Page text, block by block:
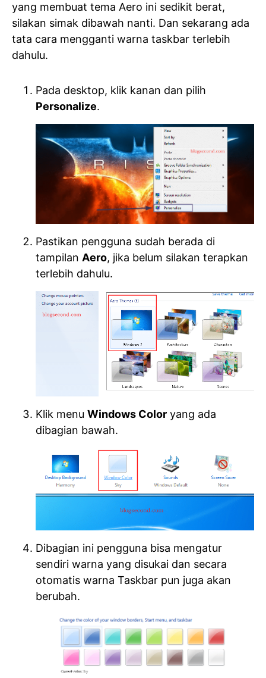
yang membuat tema Aero ini sedikit berat,
silakan simak dibawah nanti. Dan sekarang ada
tata cara mengganti warna taskbar terlebih
dahulu.
Pada desktop, klik kanan dan pilih
Personalize.
Pastikan pengguna sudah berada di
tampilan Aero, jika belum silakan terapkan
terlebih dahulu.
Klik menu Windows Color yang ada
dibagian bawah.
Dibagian ini pengguna bisa mengatur
sendiri warna yang disukai dan secara
otomatis warna Taskbar pun juga akan
berubah.